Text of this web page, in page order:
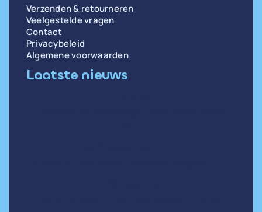
Verzenden & retourneren
Veelgestelde vragen
Contact
Privacybeleid
Algemene voorwaarden
Laatste nieuws